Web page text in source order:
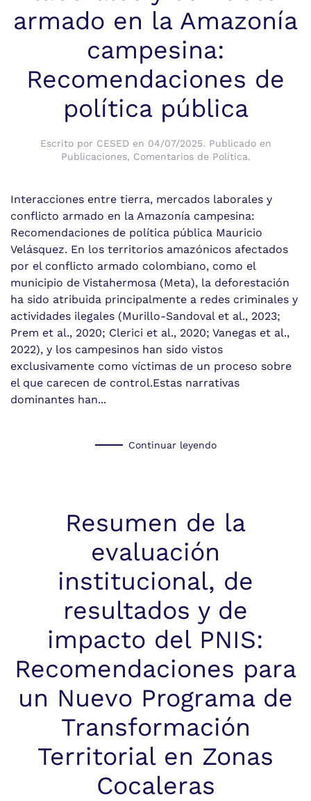
armado en la Amazonía
campesina:
Recomendaciones de
política pública
Escrito por CESED en 04/07/2025. Publicado en
Publicaciones, Comentarios de Política.
Interacciones entre tierra, mercados laborales y
conflicto armado en la Amazonía campesina:
Recomendaciones de política pública Mauricio
Velásquez. En los territorios amazónicos afectados
por el conflicto armado colombiano, como el
municipio de Vistahermosa (Meta), la deforestación
ha sido atribuida principalmente a redes criminales y
actividades ilegales (Murillo-Sandoval et al., 2023;
Prem et al., 2020; Clerici et al., 2020; Vanegas et al.,
2022), y los campesinos han sido vistos
exclusivamente como víctimas de un proceso sobre
el que carecen de control.Estas narrativas
dominantes han...
Continuar leyendo
Resumen de la
evaluación
institucional, de
resultados y de
impacto del PNIS:
Recomendaciones para
un Nuevo Programa de
Transformación
Territorial en Zonas
Cocaleras